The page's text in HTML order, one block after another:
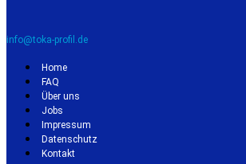
info@toka-profil.de
Home
FAQ
Über uns
Jobs
Impressum
Datenschutz
Kontakt